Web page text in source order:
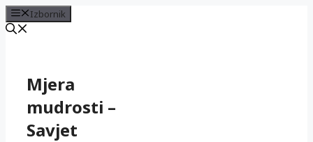
Izbornik
sadržajMjera
mudrosti –
Savjet